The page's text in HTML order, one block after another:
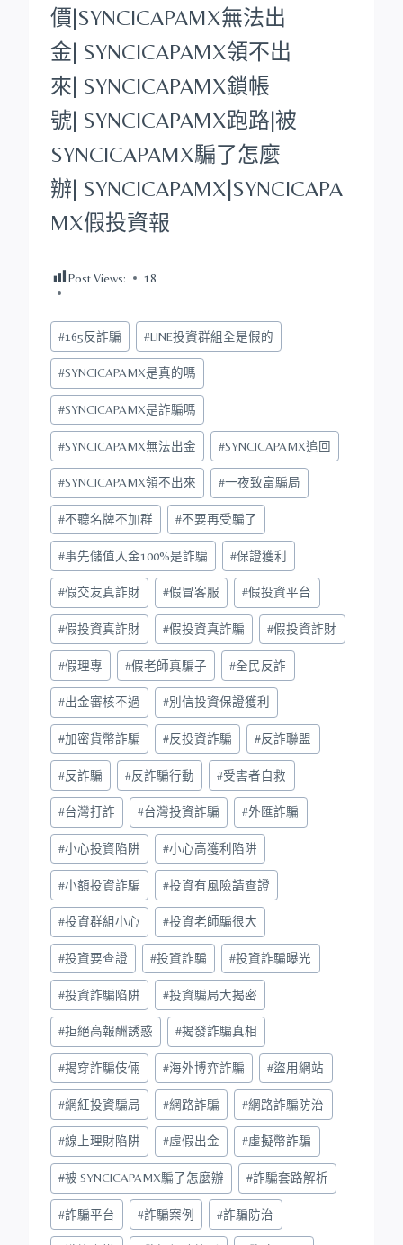
價|SYNCICAPAMX無法出
金| SYNCICAPAMX領不出
來| SYNCICAPAMX鎖帳
號| SYNCICAPAMX跑路|被
SYNCICAPAMX騙了怎麼
辦| SYNCICAPAMX|SYNCICAPA
MX假投資報
Post Views: 18
Post
Tags:
#165反詐騙 #LINE投資群組全是假的
#SYNCICAPAMX是真的嗎
#SYNCICAPAMX是詐騙嗎
#SYNCICAPAMX無法出金 #SYNCICAPAMX追回
#SYNCICAPAMX領不出來 #一夜致富騙局
#不聽名牌不加群 #不要再受騙了
#事先儲值入金100%是詐騙 #保證獲利
#假交友真詐財 #假冒客服 #假投資平台
#假投資真詐財 #假投資真詐騙 #假投資詐財
#假理專 #假老師真騙子 #全民反詐
#出金審核不過 #別信投資保證獲利
#加密貨幣詐騙 #反投資詐騙 #反詐聯盟
#反詐騙 #反詐騙行動 #受害者自救
#台灣打詐 #台灣投資詐騙 #外匯詐騙
#小心投資陷阱 #小心高獲利陷阱
#小額投資詐騙 #投資有風險請查證
#投資群組小心 #投資老師騙很大
#投資要查證 #投資詐騙 #投資詐騙曝光
#投資詐騙陷阱 #投資騙局大揭密
#拒絕高報酬誘惑 #揭發詐騙真相
#揭穿詐騙伎倆 #海外博弈詐騙 #盜用網站
#網紅投資騙局 #網路詐騙 #網路詐騙防治
#線上理財陷阱 #虛假出金 #虛擬幣詐騙
#被 SYNCICAPAMX騙了怎麼辦 #詐騙套路解析
#詐騙平台 #詐騙案例 #詐騙防治